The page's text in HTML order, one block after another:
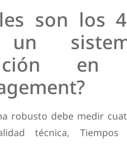
son los
en
robusto debe medir
técnica, Tiempos